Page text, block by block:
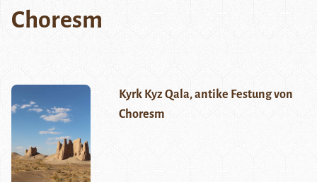
Choresm
Kyrk Kyz Qala, antike Festung von
Choresm